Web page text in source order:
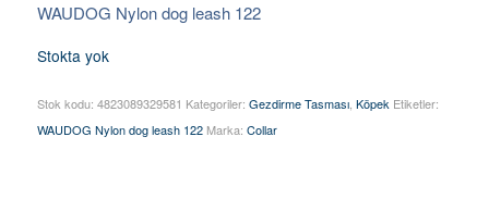
WAUDOG Nylon dog leash 122
Stokta yok
Stok kodu: 4823089329581 Kategoriler: Gezdirme Tasması, Köpek Etiketler:
WAUDOG Nylon dog leash 122 Marka: Collar